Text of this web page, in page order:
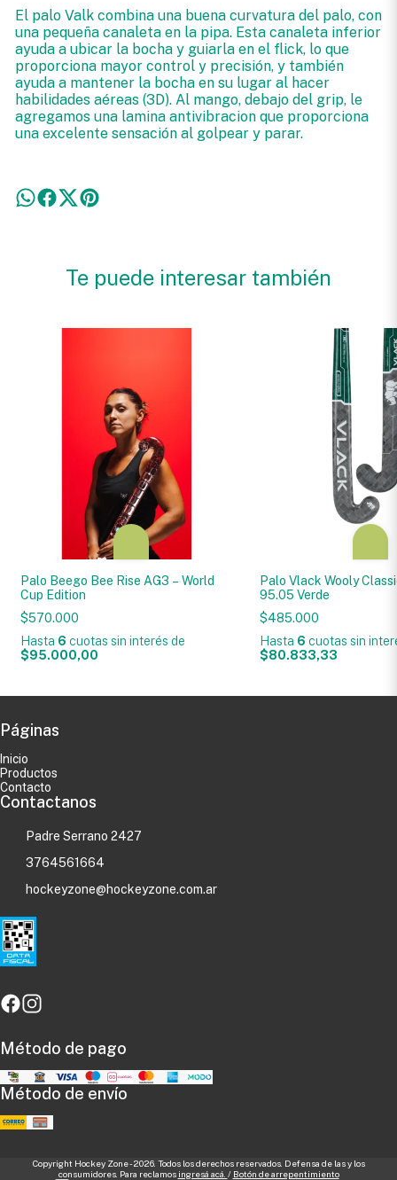
El palo Valk combina una buena curvatura del palo, con
una pequeña canaleta en la pipa. Esta canaleta inferior
ayuda a ubicar la bocha y guiarla en el flick, lo que
proporciona mayor control y precisión, y también
ayuda a mantener la bocha en su lugar al hacer
habilidades aéreas (3D). Al mango, debajo del grip, le
agregamos una lamina antivibracion que proporciona
una excelente sensación al golpear y parar.
Te puede interesar también
Palo Beego Bee Rise AG3 – World
Cup Edition
$570.000
Hasta 6 cuotas sin interés de
$95.000,00
Palo Vlack Wooly
95.05 Verde
$485.000
Hasta 6 cuotas sin
$80.833,33
Páginas
Inicio
Productos
Contacto
Contactanos
Padre Serrano 2427
3764561664
hockeyzone@hockeyzone.com.ar
Método de pago
Método de envío
Copyright Hockey Zone - 2026. Todos los derechos reservados. Defensa de las y los
consumidores. Para reclamos ingresá acá. / Botón de arrepentimiento